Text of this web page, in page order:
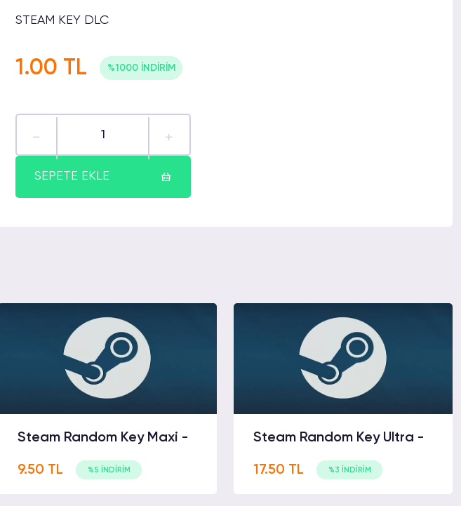
STEAM KEY DLC
1.00 TL %1000 İNDİRİM
SEPETE EKLE
Steam Random Key Maxi -
9.50 TL %5 İNDİRİM
Steam Random Key Ultra -
17.50 TL %3 İNDİRİM